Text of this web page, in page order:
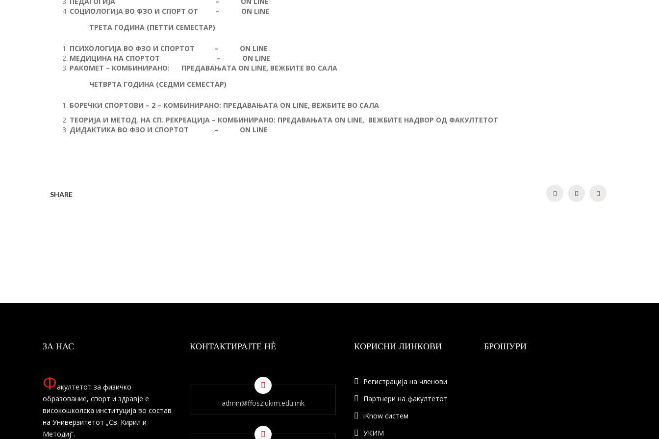
СОЦИОЛОГИЈА ВО ФЗО И СПОРТ ОТ – ON LINE
ТРЕТА ГОДИНА (ПЕТТИ СЕМЕСТАР)
ПСИХОЛОГИЈА ВО ФЗО И СПОРТОТ – ON LINE
МЕДИЦИНА НА СПОРТОТ – ON LINE
РАКОМЕТ – КОМБИНИРАНО: ПРЕДАВАЊАТА ON LINE, ВЕЖБИТЕ ВО САЛА
ЧЕТВРТА ГОДИНА (СЕДМИ СЕМЕСТАР)
БОРЕЧКИ СПОРТОВИ – 2 – КОМБИНИРАНО: ПРЕДАВАЊАТА ON LINE, ВЕЖБИТЕ ВО САЛА
ТЕОРИЈА И МЕТОД. НА СП. РЕКРЕАЦИЈА – КОМБИНИРАНО: ПРЕДАВАЊАТА ON LINЕ, ВЕЖБИТЕ НАДВОР ОД ФАКУЛТЕТОТ
ДИДАКТИКА ВО ФЗО И СПОРТОТ – ON LINE
SHARE
ЗА НАС
Факултетот за физичко
образование, спорт и здравје е
високошколска институција во состав
на Универзитетот „Св. Кирил и
Методиј”.
КОНТАКТИРАЈТЕ НÈ
admin@ffosz.ukim.edu.mk
КОРИСНИ ЛИНКОВИ
Регистрација на членови
Партнери на факултетот
iKnow систем
УКИМ
БРОШУРИ